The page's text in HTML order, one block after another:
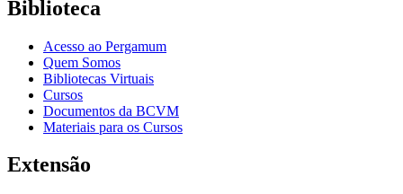
Biblioteca
Acesso ao Pergamum
Quem Somos
Bibliotecas Virtuais
Cursos
Documentos da BCVM
Materiais para os Cursos
Extensão